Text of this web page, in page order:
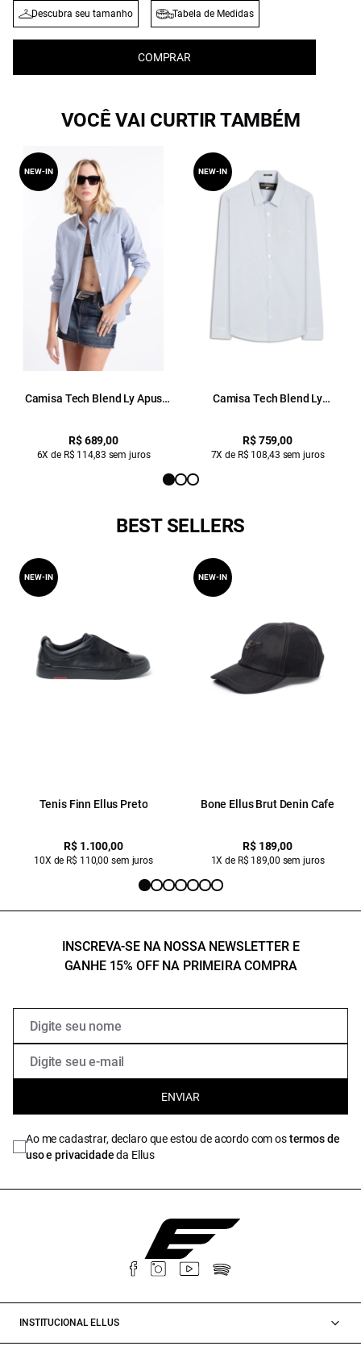
Descubra seu tamanho Tabela de Medidas
COMPRAR
VOCÊ VAI CURTIR TAMBÉM
Camisa Tech Blend Ly Apus
R$ 689,00
6X de R$ 114,83 sem juros
NEW-IN
Camisa Tech Blend Ly
R$ 759,00
7X de R$ 108,43 sem juros
NEW-IN
BEST SELLERS
Tenis Finn Ellus Preto
R$ 1.100,00
10X de R$ 110,00 sem juros
NEW-IN
Bone Ellus Brut Denin Cafe
R$ 189,00
1X de R$ 189,00 sem juros
NEW-IN
INSCREVA-SE NA NOSSA NEWSLETTER E
GANHE 15% OFF NA PRIMEIRA COMPRA
ENVIAR
Ao me cadastrar, declaro que estou de acordo com ostermos de
uso e privacidadeda Ellus
INSTITUCIONAL ELLUS